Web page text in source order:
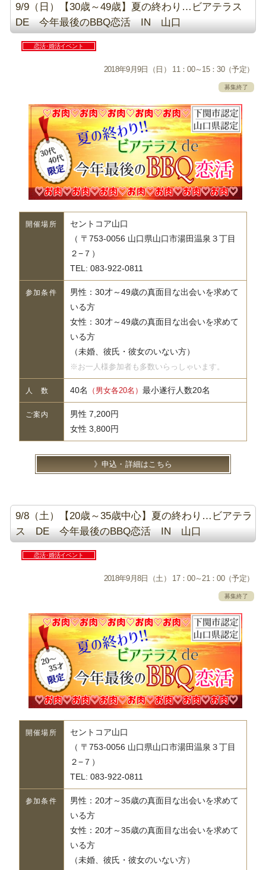
9/9（日）【30歳～49歳】夏の終わり…ビアテラス
DE 今年最後のBBQ恋活 IN 山口
恋活･婚活イベント
2018年9月9日（日） 11：00～15：30（予定）
募集終了
開催場所
セントコア山口
（ 〒753-0056 山口県山口市湯田温泉３丁目
２−７）
TEL: 083-922-0811
参加条件
男性：30才～49歳の真面目な出会いを求めて
いる方
女性：30才～49歳の真面目な出会いを求めて
いる方
（未婚、彼氏・彼女のいない方）
※お一人様参加者も多数いらっしゃいます。
人 数 40名 （男女各20名） 最小遂行人数20名
ご案内
男性 7,200円
女性 3,800円
申込・詳細はこちら
9/8（土）【20歳～35歳中心】夏の終わり…ビアテラ
ス DE 今年最後のBBQ恋活 IN 山口
恋活･婚活イベント
2018年9月8日（土） 17：00～21：00（予定）
募集終了
開催場所
セントコア山口
（ 〒753-0056 山口県山口市湯田温泉３丁目
２−７）
TEL: 083-922-0811
参加条件
男性：20才～35歳の真面目な出会いを求めて
いる方
女性：20才～35歳の真面目な出会いを求めて
いる方
（未婚、彼氏・彼女のいない方）